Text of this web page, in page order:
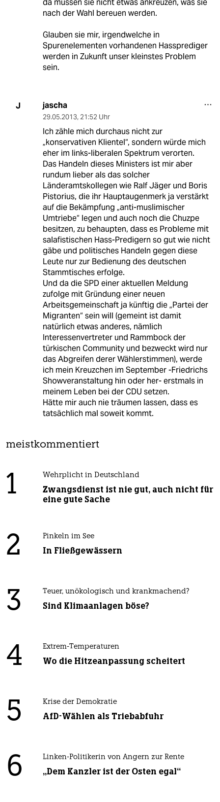
da müssen sie nicht etwas ankreuzen, was sie
nach der Wahl bereuen werden.
Glauben sie mir, irgendwelche in
Spurenelementen vorhandenen Hassprediger
werden in Zukunft unser kleinstes Problem
sein.
J jascha
29.05.2013, 21:52 Uhr
Ich zähle mich durchaus nicht zur
„konservativen Klientel“, sondern würde mich
eher im links-liberalen Spektrum verorten.
Das Handeln dieses Ministers ist mir aber
rundum lieber als das solcher
Länderamtskollegen wie Ralf Jäger und Boris
Pistorius, die ihr Hauptaugenmerk ja verstärkt
auf die Bekämpfung „anti-muslimischer
Umtriebe“ legen und auch noch die Chuzpe
besitzen, zu behaupten, dass es Probleme mit
salafistischen Hass-Predigern so gut wie nicht
gäbe und politisches Handeln gegen diese
Leute nur zur Bedienung des deutschen
Stammtisches erfolge.
Und da die SPD einer aktuellen Meldung
zufolge mit Gründung einer neuen
Arbeitsgemeinschaft ja künftig die „Partei der
Migranten“ sein will (gemeint ist damit
natürlich etwas anderes, nämlich
Interessenvertreter und Rammbock der
türkischen Community und bezweckt wird nur
das Abgreifen derer Wählerstimmen), werde
ich mein Kreuzchen im September -Friedrichs
Showveranstaltung hin oder her- erstmals in
meinem Leben bei der CDU setzen.
Hätte mir auch nie träumen lassen, dass es
tatsächlich mal soweit kommt.
meistkommentiert
1 Wehrplicht in Deutschland
Zwangsdienst ist nie gut, auch nicht für
eine gute Sache
2 Pinkeln im See
In Fließgewässern
3 Teuer, unökologisch und krankmachend?
Sind Klimaanlagen böse?
4 Extrem-Temperaturen
Wo die Hitzeanpassung scheitert
5 Krise der Demokratie
AfD-Wählen als Triebabfuhr
6 Linken-Politikerin von Angern zur Rente
„Dem Kanzler ist der Osten egal“